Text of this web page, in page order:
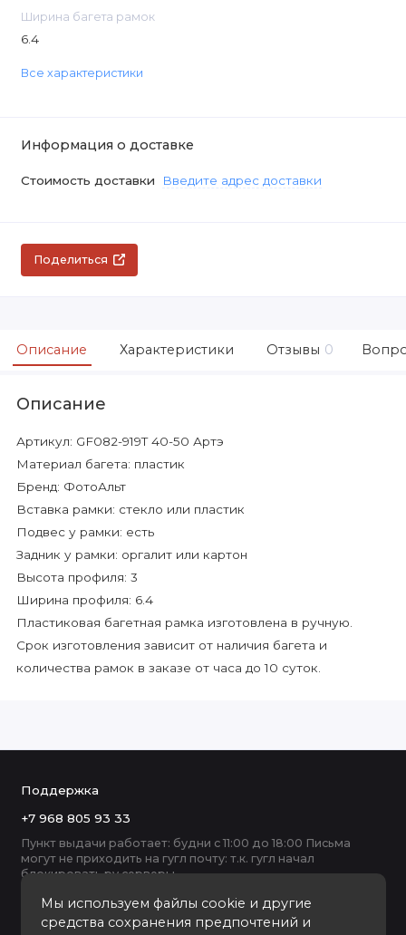
Ширина багета рамок
6.4
Все характеристики
Информация о доставке
Стоимость доставки Введите адрес доставки
Поделиться
Описание Характеристики Отзывы 0
Описание
Артикул: GF082-919T 40-50 Артэ
Материал багета: пластик
Бренд: ФотоАльт
Вставка рамки: стекло или пластик
Подвес у рамки: есть
Задник у рамки: оргалит или картон
Высота профиля: 3
Ширина профиля: 6.4
Пластиковая багетная рамка изготовлена в ручную.
Срок изготовления зависит от наличия багета и
количества рамок в заказе от часа до 10 суток.
Мы используем файлы cookie и другие
средства сохранения предпочтений и
Поддержка
+7 968 805 93 33
Пункт выдачи работает: будни с 11:00 до 18:00 Письма
могут не приходить на гугл почту: т.к. гугл начал
блокировать ру серверы